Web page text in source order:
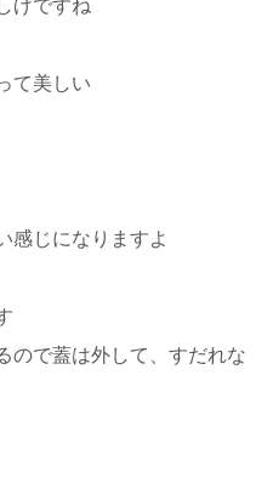
げですね
て美しい
感じになりますよ
ので蓋は外して、すだれな